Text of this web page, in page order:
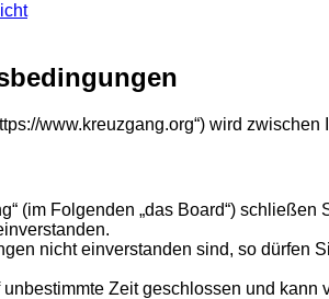
www.kreuzgang.org“) wird
(im Folgenden „das Board“)
nicht einverstanden sind, so dürfen
Zeit geschlossen und